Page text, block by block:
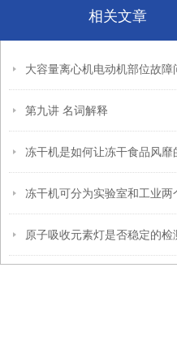
相关文章
大容量离心机电动机部位故障
第九讲 名词解释
冻干机是如何让冻干食品风靡
冻干机可分为实验室和工业两
原子吸收元素灯是否稳定的检